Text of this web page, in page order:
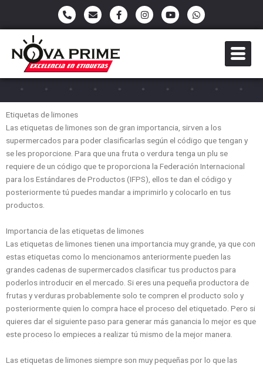
contenido
P
h
o
-
a
l
t
E
n
v
o
p
e
F
a
c
o
o
-
f
I
n
s
m
Y
o
u
W
h
a
Etiquetas de limones
Las etiquetas de limones son de gran importancia, sirven a los
supermercados para poder clasificarlas según el código que tengan y
se les proporcione. Para que una fruta o verdura tenga un plu se
requiere de un código que te proporciona la Federación Internacional
para losEstándares de Productos (IFPS), ellos te dan el código y
posteriormente tú puedes mandar a imprimirlo y colocarlo en tus
productos.
Importancia de las etiquetas de limones
Las etiquetas de limones tienen una importancia muy grande, ya que con
estas etiquetas como lo mencionamos anteriormente pueden las
grandes cadenas de supermercados clasificar tus productos para
poderlos introducir en el mercado. Si eres una pequeña productora de
frutas y verduras probablemente solo te compren el producto solo y
posteriormente quien lo compra hace el proceso del etiquetado. Pero si
quieres dar el siguiente paso para generar más ganancia lo mejor es que
este proceso lo empieces a realizar tú mismo de la mejor manera.
Las etiquetas de limones siempre son muy pequeñas por lo que las